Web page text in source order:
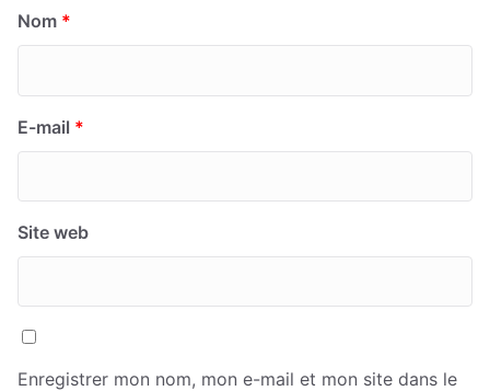
Nom *
E-mail *
Site web
Enregistrer mon nom, mon e-mail et mon site dans le